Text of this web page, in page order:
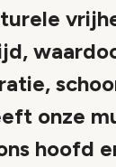
onze
hoofd